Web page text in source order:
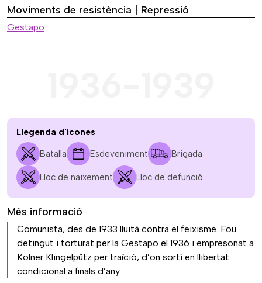
Moviments de resistència | Repressió
Gestapo
Llegenda d'icones
Batalla Esdeveniment Brigada
Lloc de naixement Lloc de defunció
Més informació
Comunista, des de 1933 lluità contra el feixisme. Fou
detingut i torturat per la Gestapo el 1936 i empresonat a
Kölner Klingelpütz per traïció, d’on sortí en llibertat
condicional a finals d’any